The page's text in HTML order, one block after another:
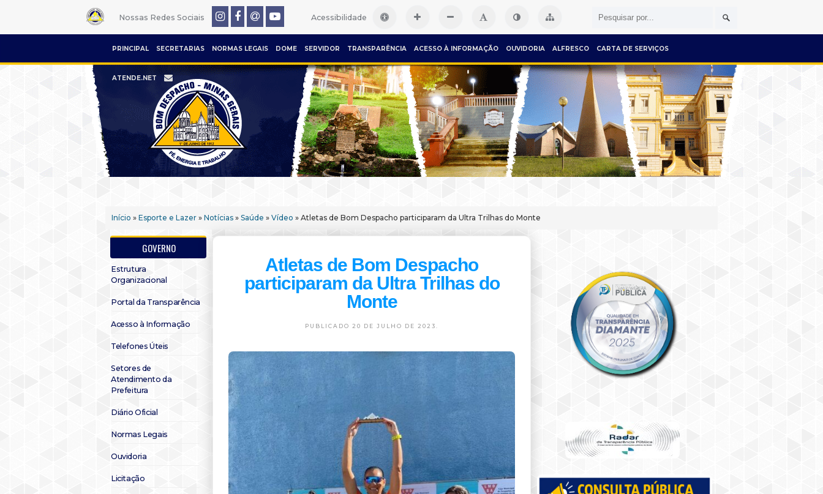
Nossas Redes Sociais Acessibilidade
PRINCIPAL SECRETARIAS NORMAS LEGAIS DOME SERVIDOR TRANSPARÊNCIA ACESSO À INFORMAÇÃO OUVIDORIA ALFRESCO CARTA DE SERVIÇOS
ATENDE.NET
Início » Esporte e Lazer » Notícias » Saúde » Vídeo » Atletas de Bom Despacho participaram da Ultra Trilhas do Monte
GOVERNO
Estrutura
Organizacional
Portal da Transparência
Acesso à Informação
Telefones Úteis
Setores de
Atendimento da
Prefeitura
Diário Oficial
Normas Legais
Ouvidoria
Licitação
Atletas de Bom Despacho
participaram da Ultra Trilhas do
Monte
PUBLICADO 20 DE JULHO DE 2023.